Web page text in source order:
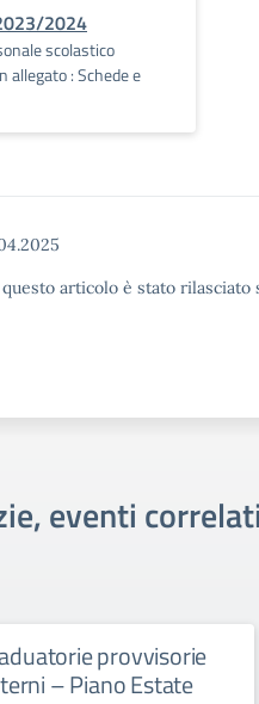
2024
scolastico
: Schede e
articolo è stato
eventi correlati
provvisorie
– Piano Estate